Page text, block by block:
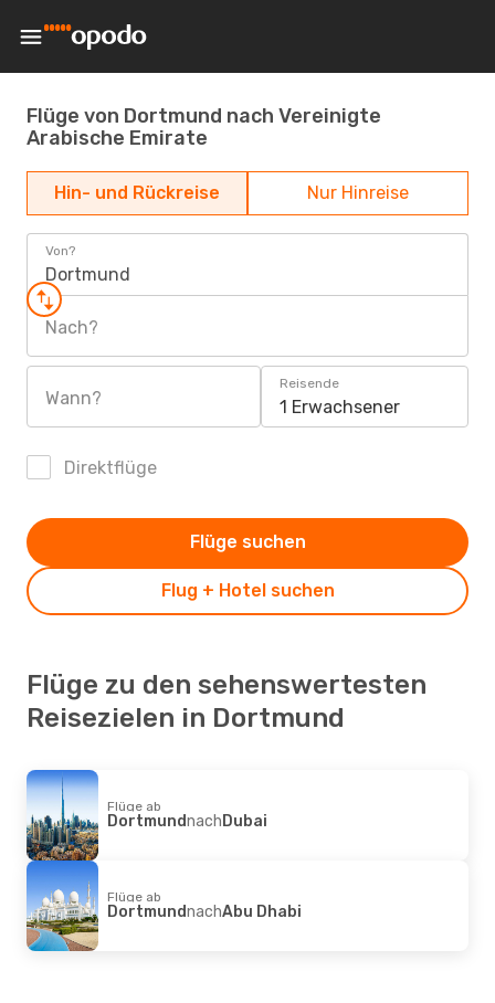
Flüge von Dortmund nach Vereinigte
Arabische Emirate
Hin- und Rückreise Nur Hinreise
Von?
Dortmund
Nach?
Wann?
Reisende
1 Erwachsener
Direktflüge
Flug + Hotel suchen
Flüge suchen
Flüge zu den sehenswertesten
Reisezielen in Dortmund
Flüge ab
DortmundnachDubai
Flüge ab
DortmundnachAbu Dhabi